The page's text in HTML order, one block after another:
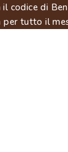
codice di
per tutto il